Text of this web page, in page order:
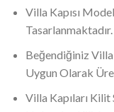
Villa Kapısı
Tasarlanmaktadır.
Beğendiğiniz
Uygun Olarak
Villa Kapıları